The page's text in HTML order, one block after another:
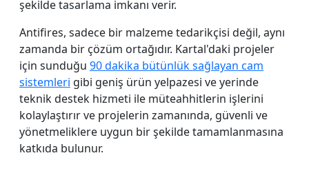
şekilde tasarlama imkanı verir.
Antifires, sadece bir malzeme tedarikçisi değil, aynı
zamanda bir çözüm ortağıdır. Kartal'daki projeler
için sunduğu 90 dakika bütünlük sağlayan cam
sistemleri gibi geniş ürün yelpazesi ve yerinde
teknik destek hizmeti ile müteahhitlerin işlerini
kolaylaştırır ve projelerin zamanında, güvenli ve
yönetmeliklere uygun bir şekilde tamamlanmasına
katkıda bulunur.